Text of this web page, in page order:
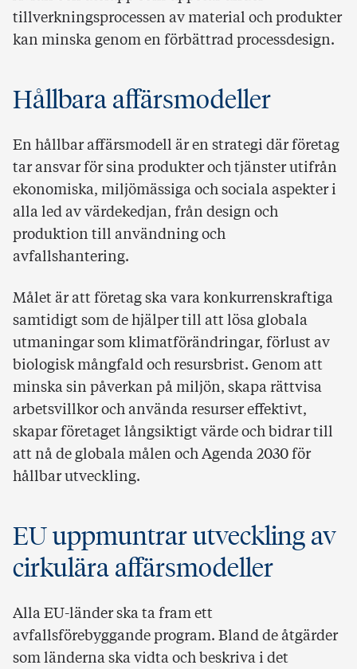
tillverkningsprocessen av material och produkter
kan minska genom en förbättrad processdesign.
Hållbara affärsmodeller
En hållbar affärsmodell är en strategi där företag
tar ansvar för sina produkter och tjänster utifrån
ekonomiska, miljömässiga och sociala aspekter i
alla led av värdekedjan, från design och
produktion till användning och
avfallshantering.
Målet är att företag ska vara konkurrenskraftiga
samtidigt som de hjälper till att lösa globala
utmaningar som klimatförändringar, förlust av
biologisk mångfald och resursbrist. Genom att
minska sin påverkan på miljön, skapa rättvisa
arbetsvillkor och använda resurser effektivt,
skapar företaget långsiktigt värde och bidrar till
att nå de globala målen och Agenda 2030 för
hållbar utveckling.
EU uppmuntrar utveckling av
cirkulära affärsmodeller
Alla EU-länder ska ta fram ett
avfallsförebyggande program. Bland de åtgärder
som länderna ska vidta och beskriva i det